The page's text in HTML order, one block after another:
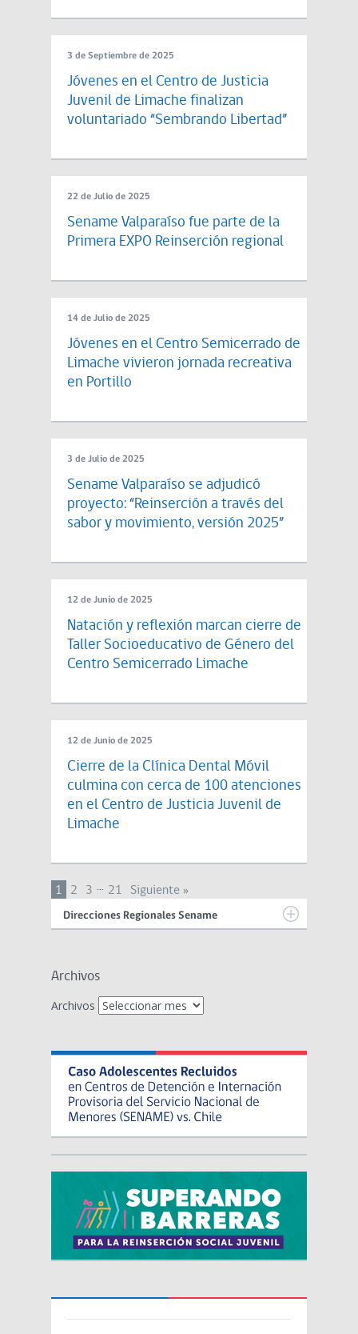
3 de Septiembre de 2025
Jóvenes en el Centro de Justicia
Juvenil de Limache finalizan
voluntariado “Sembrando Libertad”
22 de Julio de 2025
Sename Valparaíso fue parte de la
Primera EXPO Reinserción regional
14 de Julio de 2025
Jóvenes en el Centro Semicerrado de
Limache vivieron jornada recreativa
en Portillo
3 de Julio de 2025
Sename Valparaíso se adjudicó
proyecto: “Reinserción a través del
sabor y movimiento, versión 2025”
12 de Junio de 2025
Natación y reflexión marcan cierre de
Taller Socioeducativo de Género del
Centro Semicerrado Limache
12 de Junio de 2025
Cierre de la Clínica Dental Móvil
culmina con cerca de 100 atenciones
en el Centro de Justicia Juvenil de
Limache
1 2 3 … 21 Siguiente »
Direcciones Regionales Sename
Archivos
Archivos